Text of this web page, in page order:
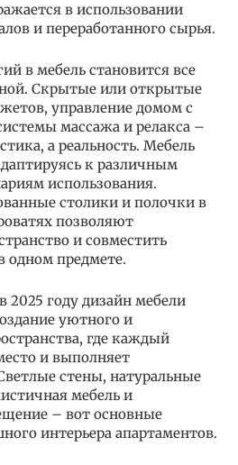
в использовании
и переработанного сырья.
в мебель становится все
Скрытые или открытые
управление домом с
массажа и релакса –
а реальность. Мебель
к различным
использования.
столики и полочки в
позволяют
и совместить
одном предмете.
2025 году дизайн мебели
уютного и
где каждый
и выполняет
стены, натуральные
мебель и
– вот основные
интерьера апартаментов.